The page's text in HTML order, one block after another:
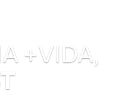
+VIDA,